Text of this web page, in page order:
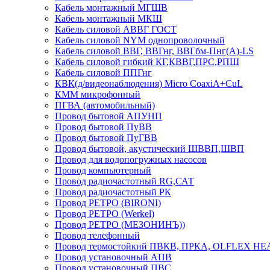
Кабель монтажный МГШВ
Кабель монтажный МКШ
Кабель силовой АВВГ ГОСТ
Кабель силовой NYM однопроволочный
Кабель силовой ВВГ, ВВГнг, ВВГбм-Пнг(А)-LS
Кабель силовой гибкий КГ,КВВГ,ПРС,РПШ
Кабель силовой ППГнг
КВК(д/видеонаблюдения) Micro CoaxiA+CuL
КММ микрофонный
ПГВА (автомобильный)
Провод бытовой АПУНП
Провод бытовой ПуВВ
Провод бытовой ПуГВВ
Провод бытовой, акустический ШВВП,ШВП
Провод для водопогружных насосов
Провод компьютерный
Провод радиочастотный RG,САТ
Провод радиочастотный РК
Провод РЕТРО (BIRONI)
Провод РЕТРО (Werkel)
Провод РЕТРО (МЕЗОНИНЪ))
Провод телефонный
Провод термостойкий ПВКВ, ПРКА, OLFLEX
Провод установочный АПВ